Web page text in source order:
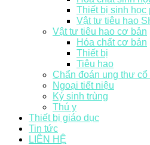
Thiết bị sinh học
Vật tư tiêu hao
Vật tư tiêu hao cơ bản
Hóa chất cơ bản
Thiết bị
Tiêu hao
Chẩn đoán ung thư cổ
Ngoại tiết niệu
Ký sinh trùng
Thú y
Thiết bị giáo dục
Tin tức
LIÊN HỆ